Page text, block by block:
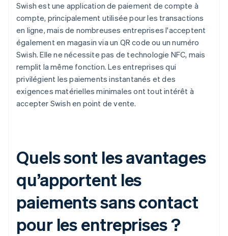
Swish est une application de paiement de compte à
compte, principalement utilisée pour les transactions
en ligne, mais de nombreuses entreprises l'acceptent
également en magasin via un QR code ou un numéro
Swish. Elle ne nécessite pas de technologie NFC, mais
remplit la même fonction. Les entreprises qui
privilégient les paiements instantanés et des
exigences matérielles minimales ont tout intérêt à
accepter Swish en point de vente.
Quels sont les avantages
qu’apportent les
paiements sans contact
pour les entreprises ?